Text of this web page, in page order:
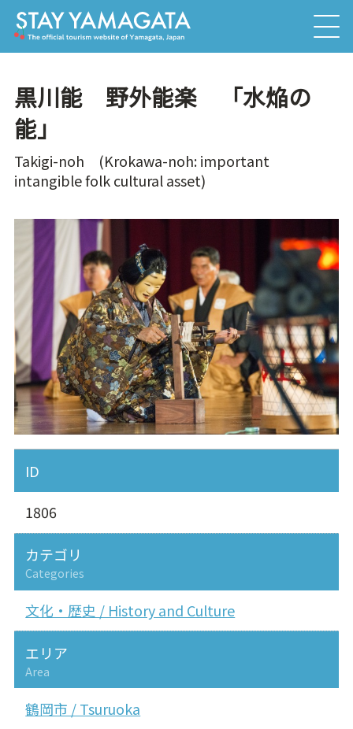
黒川能 野外能楽 「水焔の
能」
Takigi-noh (Krokawa-noh: important
intangible folk cultural asset)
ID
1806
カテゴリ
Categories
文化・歴史 / History and Culture
エリア
Area
鶴岡市 / Tsuruoka